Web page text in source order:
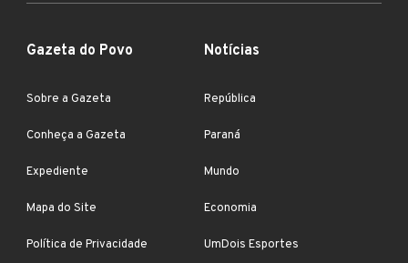
Gazeta do Povo
Sobre a Gazeta
Conheça a Gazeta
Expediente
Mapa do Site
Política de Privacidade
Notícias
República
Paraná
Mundo
Economia
UmDois Esportes